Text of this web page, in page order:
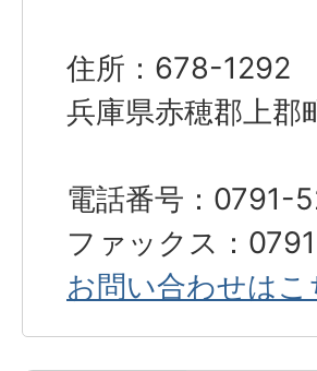
住所：678-1292
兵庫県赤穂郡上郡
電話番号：0791-
ファックス：
お問い合わせはこ